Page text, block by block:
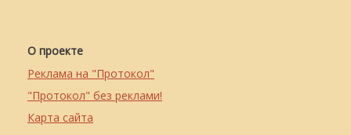
О проекте
Реклама на "Протокол"
"Протокол" без реклами!
Карта сайта